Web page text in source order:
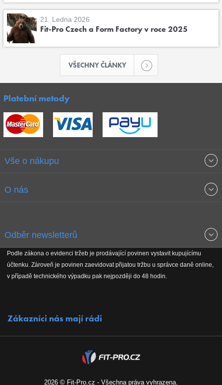
21. Ledna 2026
Fit-Pro Czech a Form Factory v roce 2025
VŠECHNY ČLÁNKY
Platební metody
Vše o nákupu
Obchodní podmínky
Reklamační řád
O nás
Koho podporujeme
Odběr newsletterů
Získejte přehled o novinkách, slevách, akčním zboží a upozornění
na nové články v magazínu!
Podle zákona o evidenci tržeb je prodávající povinen vystavit kupujícímu
účtenku. Zároveň je povinen zaevidovat přijatou tržbu u správce daně online,
v případě technického výpadku pak nejpozději do 48 hodin.
Zákazníci nás mají rádi
2026 © Fit-Pro.cz - Všechna práva vyhrazena.